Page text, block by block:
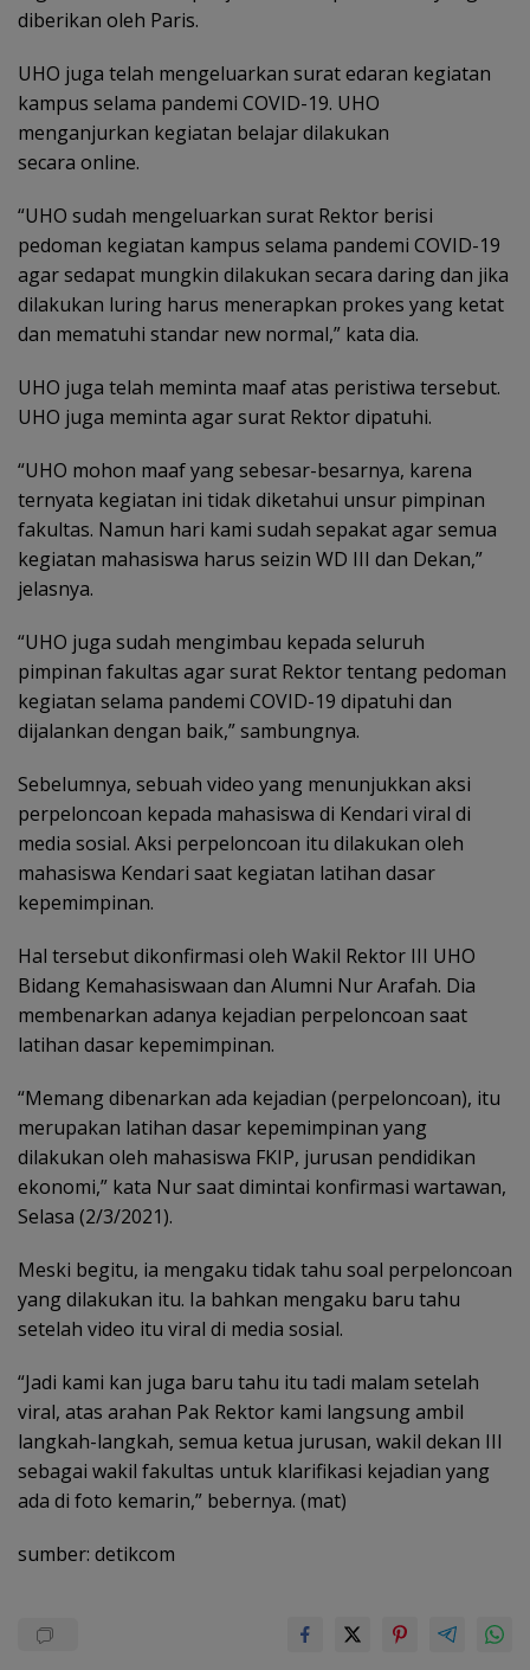
diberikan oleh Paris.
UHO juga telah mengeluarkan surat edaran kegiatan
kampus selama pandemi COVID-19. UHO
menganjurkan kegiatan belajar dilakukan
secara online.
“UHO sudah mengeluarkan surat Rektor berisi
pedoman kegiatan kampus selama pandemi COVID-19
agar sedapat mungkin dilakukan secara daring dan jika
dilakukan luring harus menerapkan prokes yang ketat
dan mematuhi standar new normal,” kata dia.
UHO juga telah meminta maaf atas peristiwa tersebut.
UHO juga meminta agar surat Rektor dipatuhi.
“UHO mohon maaf yang sebesar-besarnya, karena
ternyata kegiatan ini tidak diketahui unsur pimpinan
fakultas. Namun hari kami sudah sepakat agar semua
kegiatan mahasiswa harus seizin WD III dan Dekan,”
jelasnya.
“UHO juga sudah mengimbau kepada seluruh
pimpinan fakultas agar surat Rektor tentang pedoman
kegiatan selama pandemi COVID-19 dipatuhi dan
dijalankan dengan baik,” sambungnya.
Sebelumnya, sebuah video yang menunjukkan aksi
perpeloncoan kepada mahasiswa di Kendari viral di
media sosial. Aksi perpeloncoan itu dilakukan oleh
mahasiswa Kendari saat kegiatan latihan dasar
kepemimpinan.
Hal tersebut dikonfirmasi oleh Wakil Rektor III UHO
Bidang Kemahasiswaan dan Alumni Nur Arafah. Dia
membenarkan adanya kejadian perpeloncoan saat
latihan dasar kepemimpinan.
“Memang dibenarkan ada kejadian (perpeloncoan), itu
merupakan latihan dasar kepemimpinan yang
dilakukan oleh mahasiswa FKIP, jurusan pendidikan
ekonomi,” kata Nur saat dimintai konfirmasi wartawan,
Selasa (2/3/2021).
Meski begitu, ia mengaku tidak tahu soal perpeloncoan
yang dilakukan itu. Ia bahkan mengaku baru tahu
setelah video itu viral di media sosial.
“Jadi kami kan juga baru tahu itu tadi malam setelah
viral, atas arahan Pak Rektor kami langsung ambil
langkah-langkah, semua ketua jurusan, wakil dekan III
sebagai wakil fakultas untuk klarifikasi kejadian yang
ada di foto kemarin,” bebernya. (mat)
sumber: detikcom